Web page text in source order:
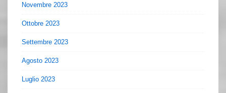
Novembre 2023
Ottobre 2023
Settembre 2023
Agosto 2023
Luglio 2023